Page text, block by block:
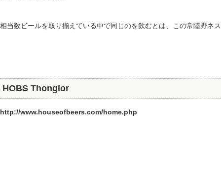
相当数ビールを取り揃えている中で同じのを飲むとは、この常陸野ネ
HOBS Thonglor
http://www.houseofbeers.com/home.php